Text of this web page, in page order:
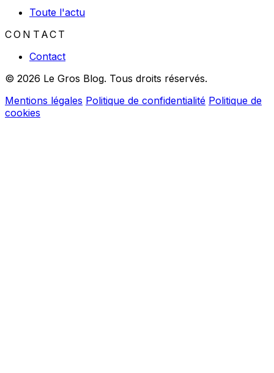
Toute l'actu
CONTACT
Contact
© 2026 Le Gros Blog. Tous droits réservés.
Mentions légales Politique de confidentialité Politique de
cookies